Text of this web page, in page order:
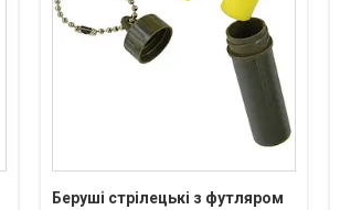
Беруші стрілецькі з футляром